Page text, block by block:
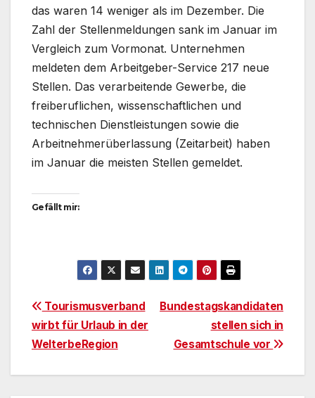
das waren 14 weniger als im Dezember. Die
Zahl der Stellenmeldungen sank im Januar im
Vergleich zum Vormonat. Unternehmen
meldeten dem Arbeitgeber-Service 217 neue
Stellen. Das verarbeitende Gewerbe, die
freiberuflichen, wissenschaftlichen und
technischen Dienstleistungen sowie die
Arbeitnehmerüberlassung (Zeitarbeit) haben
im Januar die meisten Stellen gemeldet.
Gefällt mir:
Beitragsnavigation
Bundestagskandidaten
stellen sich in
Gesamtschule vor
Tourismusverband
wirbt für Urlaub in der
WelterbeRegion